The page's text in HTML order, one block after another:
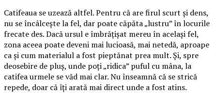
Catifeaua se uzează altfel. Pentru că are firul scurt și dens,
nu se încâlcește la fel, dar poate căpăta „lustru” în locurile
frecate des. Dacă ursul e îmbrățișat mereu în același fel,
zona aceea poate deveni mai lucioasă, mai netedă, aproape
ca și cum materialul a fost pieptănat prea mult. Și, spre
deosebire de pluș, unde poți „ridica” puful cu mâna, la
catifea urmele se văd mai clar. Nu înseamnă că se strică
repede, doar că îți arată mai direct unde a fost atins.